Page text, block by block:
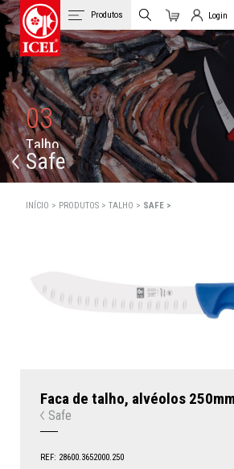
Produtos
Carrinho
Login
Login de Clientes
03
Talho
Safe
INÍCIO > PRODUTOS >TALHO > SAFE >
Faca de talho, alvéolos 250mm
Safe
REF: 28600.3652000.250